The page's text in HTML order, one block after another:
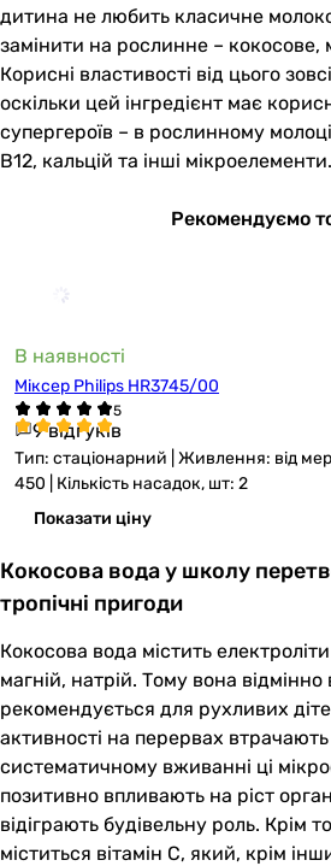
дитина не любить класичне
замінити на рослинне – кокосове,
Корисні властивості від цього
оскільки цей інгредієнт має
супергероїв – в рослинному молоці
B12, кальцій та інші мікроелементи.
Рекомендуємо
В наявності
Міксер Philips HR3745/00
9 відгуків
Тип: стаціонарний | Живлення: від
450 | Кількість насадок, шт: 2
Показати ціну
Кокосова вода у школу
тропічні пригоди
Кокосова вода містить
магній, натрій. Тому вона
рекомендується для рухливих
активності на перервах
систематичному вживанні ці
позитивно впливають на ріст
відіграють будівельну роль. Крім
міститься вітамін C, який, крім